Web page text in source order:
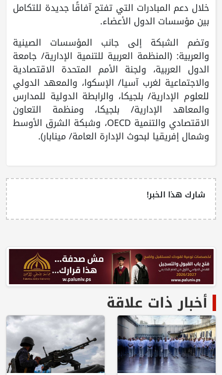
خلال دعم المبادرات التي تفتح آفاقًا جديدة للتكامل
بين مؤسسات الدول الأعضاء.
وتضم الشبكة إلى جانب المؤسسات الصينية
والعربية: (المنظمة العربية للتنمية الإدارية/ جامعة
الدول العربية، ولجنة الأمم المتحدة الاقتصادية
والاجتماعية لغرب آسيا/ الإسكوا، والمعهد الدولي
للعلوم الإدارية/ بلجيكا، والرابطة الدولية للمدارس
والمعاهد الإدارية/ بلجيكا، ومنظمة التعاون
الاقتصادي والتنمية OECD، وشبكة الشرق الأوسط
وشمال إفريقيا لبحوث الإدارة العامة/ مينابار).
شارك هذا الخبر!
أخبار ذات علاقة